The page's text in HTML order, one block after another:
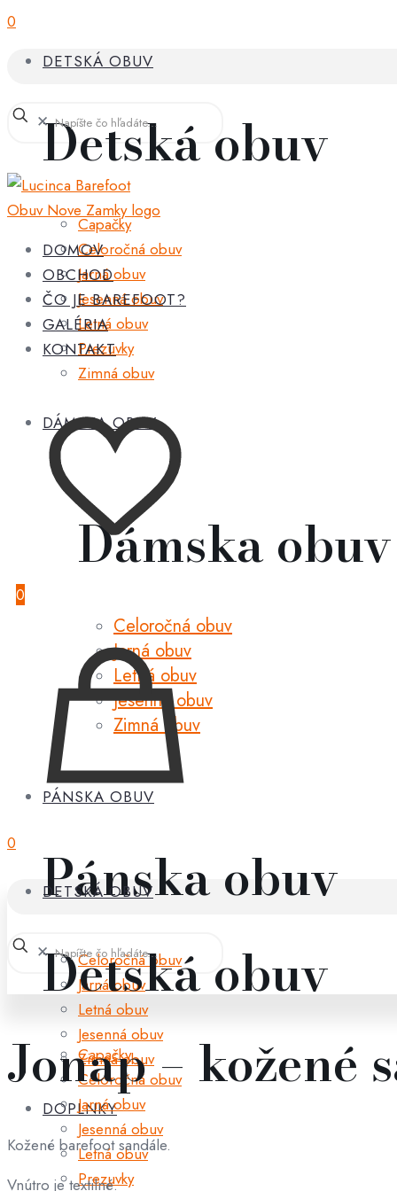
0
DETSKÁ OBUV
Detská obuv
Capačky
Celoročná obuv
Jarná obuv
Jesenná obuv
Letná obuv
Prezuvky
Zimná obuv
DÁMSKA OBUV
Dámska obuv
Celoročná obuv
Jarná obuv
Letná obuv
Jesenná obuv
Zimná obuv
PÁNSKA OBUV
Pánska obuv
Celoročná obuv
Jarná obuv
Letná obuv
Jesenná obuv
Zimná obuv
DOPLNKY
✕
DOMOV
OBCHOD
ČO JE BAREFOOT?
GALÉRIA
KONTAKT
0
0
DETSKÁ OBUV
Detská obuv
Capačky
Celoročná obuv
Jarná obuv
Jesenná obuv
Letná obuv
Prezuvky
✕
Jonap – kožené
Kožené barefoot sandále.
Vnútro je textilné.